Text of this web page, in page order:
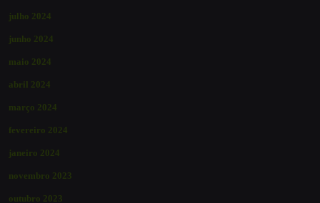
julho 2024
junho 2024
maio 2024
abril 2024
março 2024
fevereiro 2024
janeiro 2024
novembro 2023
outubro 2023